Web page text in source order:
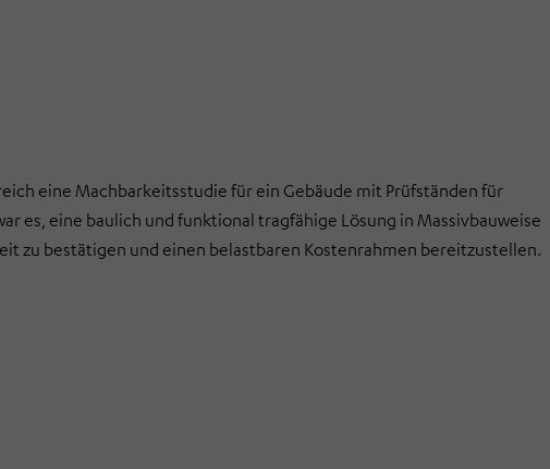
eine Machbarkeitsstudie für ein Gebäude mit Prüfständen für
es, eine baulich und funktional tragfähige Lösung in Massivbauweise
zu bestätigen und einen belastbaren Kostenrahmen bereitzustellen.